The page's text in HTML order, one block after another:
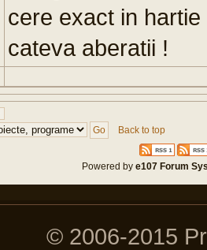
cere exact in
cateva aberatii !
Back to top
Powered bye107 Forum
© 2006-2015